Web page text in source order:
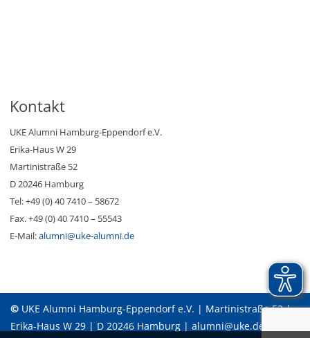
Kontakt
UKE Alumni Hamburg-Eppendorf e.V.
Erika-Haus W 29
Martinistraße 52
D 20246 Hamburg
Tel: +49 (0) 40 7410 – 58672
Fax. +49 (0) 40 7410 – 55543
E-Mail:alumni@uke-alumni.de
© UKE Alumni Hamburg-Eppendorf e.V. | Martinistraße 52 |
Erika-Haus W 29 | D 20246 Hamburg | alumni@uke.de